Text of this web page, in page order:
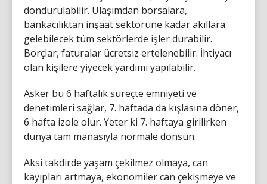
dondurulabilir. Ulaşımdan borsalara,
bankacılıktan inşaat sektörüne kadar akıllara
gelebilecek tüm sektörlerde işler durabilir.
Borçlar, faturalar ücretsiz ertelenebilir. İhtiyacı
olan kişilere yiyecek yardımı yapılabilir.
Asker bu 6 haftalık süreçte emniyeti ve
denetimleri sağlar, 7. haftada da kışlasına döner,
6 hafta izole olur. Yeter ki 7. haftaya girilirken
dünya tam manasıyla normale dönsün.
Aksi takdirde yaşam çekilmez olmaya, can
kayıpları artmaya, ekonomiler can çekişmeye ve